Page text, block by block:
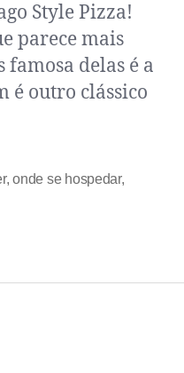
Style Pizza!
parece mais
delas é a
é outro clássico
,onde se hospedar,